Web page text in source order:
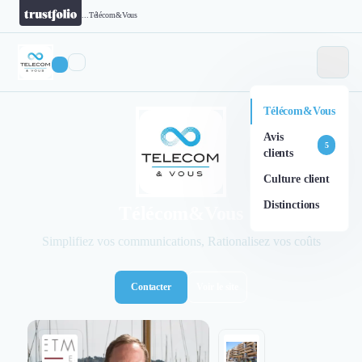
Télécom&Vous
Télécom&Vous
Avis
clients
5
Culture client
Distinctions
Simplifiez vos communications, Rationalisez vos coûts
Contacter